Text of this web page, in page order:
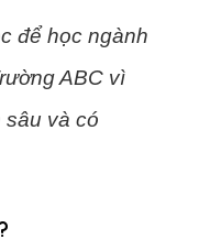
để học ngành
ABC vì
và có